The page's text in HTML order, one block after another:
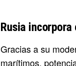
Rusia
Gracias a su
marítimos,